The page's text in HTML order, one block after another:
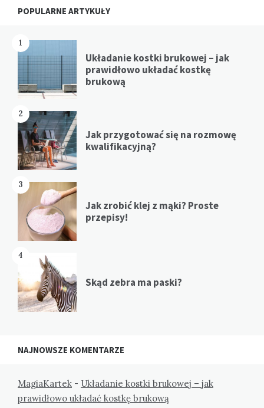
POPULARNE ARTYKUŁY
1
Układanie kostki brukowej – jak
prawidłowo układać kostkę
brukową
2
Jak przygotować się na rozmowę
kwalifikacyjną?
3
Jak zrobić klej z mąki? Proste
przepisy!
4
Skąd zebra ma paski?
NAJNOWSZE KOMENTARZE
MagiaKartek - Układanie kostki brukowej – jak
prawidłowo układać kostkę brukową